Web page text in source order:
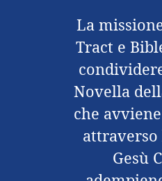
La
Tract e
Novella
che
Gesù